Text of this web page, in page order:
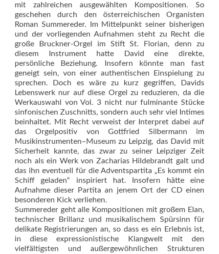
mit zahlreichen ausgewählten Kompositionen. So
geschehen durch den österreichischen Orga­nis­ten
Roman Summereder. Im Mittelpunkt seiner bisherigen
und der vorliegenden Aufnahmen steht zu Recht die
große Bruckner-Orgel im Stift St. Florian, denn zu
diesem Instrument hatte David eine direkte,
persönliche Beziehung. Insofern könnte man fast
geneigt sein, von einer authentischen Einspielung zu
sprechen. Doch es wäre zu kurz gegriffen, Davids
Lebenswerk nur auf diese Orgel zu reduzieren, da die
Werkauswahl von Vol. 3 nicht nur fulminante Stücke
sinfonischen Zuschnitts, sondern auch sehr viel Intimes
beinhaltet. Mit Recht verweist der Interpret dabei auf
das Orgelpositiv von Gottfried Silbermann im
Musikinstrumenten–Museum zu Leipzig, das David mit
Sicherheit kannte, das zwar zu seiner Leipziger Zeit
noch als ein Werk von Zacharias Hildebrandt galt und
das ihn eventuell für die Advents­partita „Es kommt ein
Schiff geladen“ inspiriert hat. Insofern hätte eine
Aufnahme dieser Partita an jenem Ort der CD einen
besonderen Kick verliehen.
Summereder geht alle Kompositionen mit großem Elan,
technischer Brillanz und musikalischem Spürsinn für
delikate Registrierungen an, so dass es ein Erlebnis ist,
in diese expressionistische Klangwelt mit den
vielfältigsten und außergewöhnlichen Strukturen